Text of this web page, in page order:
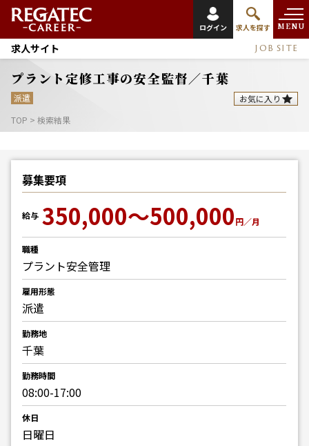
ログイン 求人を探す MENU
求人サイト JOB SITE
プラント定修工事の安全監督／千葉
派遣
お気に入り
TOP > 検索結果
募集要項
給与 350,000～500,000円／月
職種
プラント安全管理
雇用形態
派遣
勤務地
千葉
勤務時間
08:00-17:00
休日
日曜日